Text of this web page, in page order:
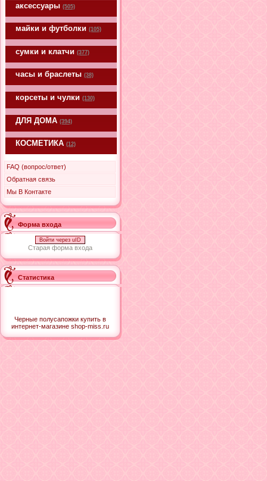
аксессуары (505)
майки и футболки (105)
сумки и клатчи (377)
часы и браслеты (38)
корсеты и чулки (130)
ДЛЯ ДОМА (394)
КОСМЕТИКА (12)
FAQ (вопрос/ответ)
Обратная связь
Мы В Контакте
Форма входа
Войти через uID
Старая форма входа
Статистика
Черные полусапожки купить в
интернет-магазине shop-miss.ru